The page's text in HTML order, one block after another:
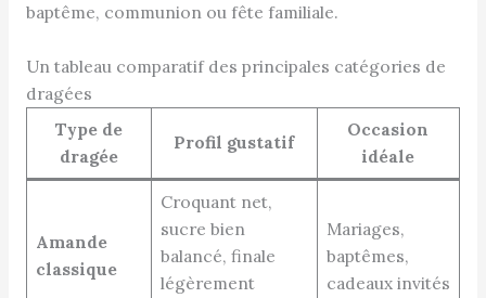
baptême, communion ou fête familiale.
Un tableau comparatif des principales catégories de
dragées
Type de
dragée
Profil gustatif
Occasion
idéale
Amande
classique
Croquant net,
sucre bien
balancé, finale
légèrement
Mariages,
baptêmes,
cadeaux invités